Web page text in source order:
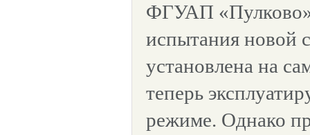
ФГУАП
испытания новой
установлена на
теперь
режиме. Однако